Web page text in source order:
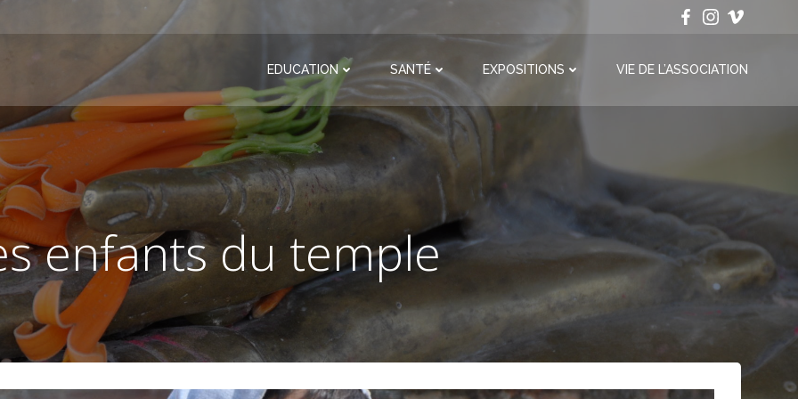
EDUCATION SANTÉ EXPOSITIONS VIE DE L’ASSOCIATION
enfants du temple